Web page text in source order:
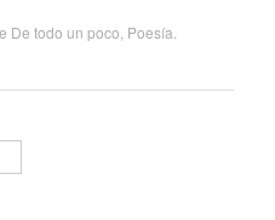
De todo un poco Poesía